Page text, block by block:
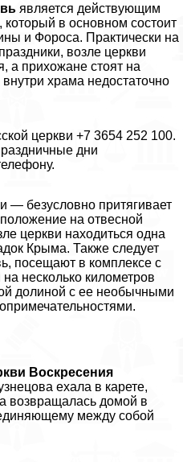
является действующим
в основном состоит
и Фороса. Пpaктически на
возле церкви
а прихожане стоят на
храма недостаточно
церкви +7 3654 252 100.
дни
— безусловно притягивает
на отвесной
церкви находиться одна
Крыма. Также следует
посещают в комплексе с
несколько километров
долиной с ее необычными
Воскресения
ехала в карете,
возвращалась домой в
между собой